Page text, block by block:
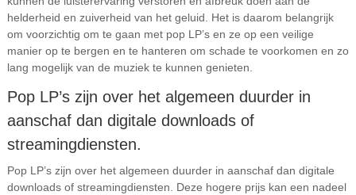
helderheid en zuiverheid van het geluid. Het is daarom belangrijk
om voorzichtig om te gaan met pop LP’s en ze op een veilige
manier op te bergen en te hanteren om schade te voorkomen en zo
lang mogelijk van de muziek te kunnen genieten.
Pop LP’s zijn over het algemeen duurder in
aanschaf dan digitale downloads of
streamingdiensten.
Pop LP’s zijn over het algemeen duurder in aanschaf dan digitale
downloads of streamingdiensten. Deze hogere prijs kan een nadeel